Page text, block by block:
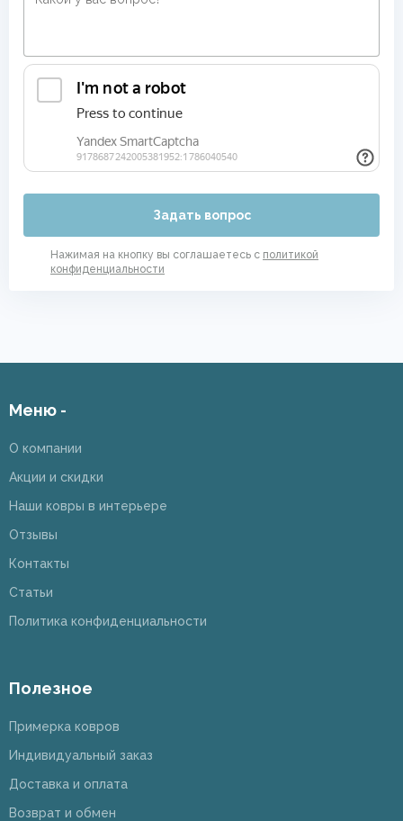
Задать вопрос
Нажимая на кнопку вы соглашаетесь с политикой
конфиденциальности
Меню -
О компании
Акции и скидки
Наши ковры в интерьере
Отзывы
Контакты
Статьи
Политика конфиденциальности
Полезное
Примерка ковров
Индивидуальный заказ
Доставка и оплата
Возврат и обмен